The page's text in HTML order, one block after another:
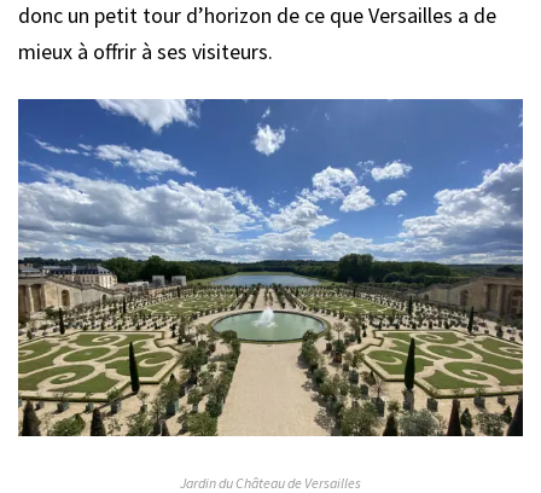
donc un petit tour d’horizon de ce que Versailles a de
mieux à offrir à ses visiteurs.
Jardin du Château de Versailles